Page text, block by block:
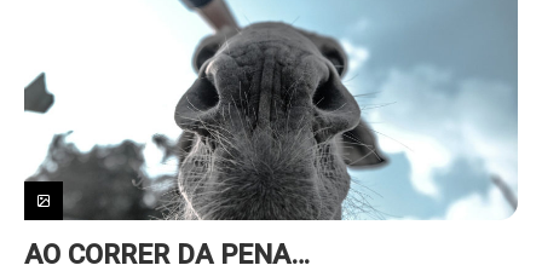
AO CORRER DA PENA…